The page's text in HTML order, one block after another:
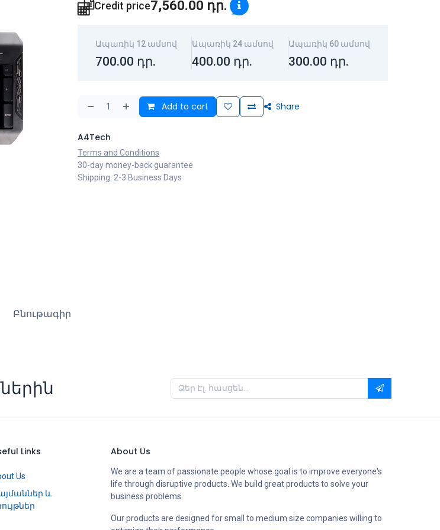
Credit price7,560.00 դր.
Ապառիկ 12 ամսով
700.00 դր.
Ապառիկ 24 ամսով
400.00 դր.
Ապառիկ 60 ամսով
300.00 դր.
Add to cart Share
A4Tech
Terms and Conditions
30-day money-back guarantee
Shipping: 2-3 Business Days
Բնութագիր
Links
Us
և
About Us
We are a team of passionate people whose goal is to improve everyone's
life through disruptive products. We build great products to solve your
business problems.
Our products are designed for small to medium size companies willing to